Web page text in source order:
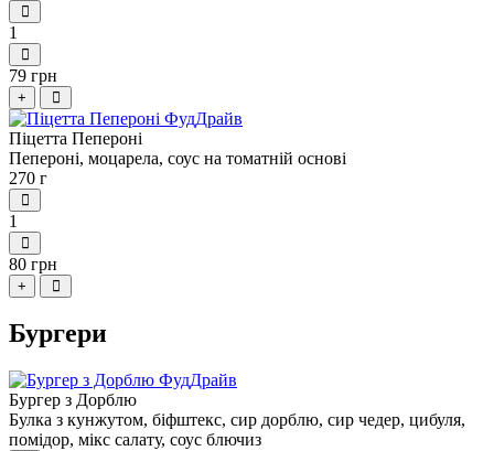
1
79 грн
+
Піцетта Пепероні
Пепероні, моцарела, соус на томатній основі
270 г
1
80 грн
+
Бургери
Бургер з Дорблю
Булка з кунжутом, біфштекс, сир дорблю, сир чедер, цибуля,
помідор, мікс салату, соус блючиз